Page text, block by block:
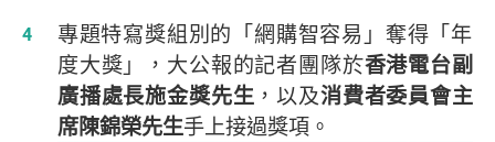
專題特寫獎組別的「網購智容易」奪得「年
度大獎」，大公報的記者團隊於香港電台副
廣播處長施金獎先生 ，以及消費者委員會主
席陳錦榮先生手上接過獎項。